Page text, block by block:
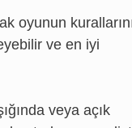
oyunun
ve en iyi
veya açık